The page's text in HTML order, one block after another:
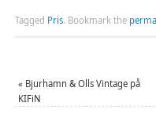
Tagged Pris. Bookmark the
« Bjurhamn & Olls Vintage på
KIFiN